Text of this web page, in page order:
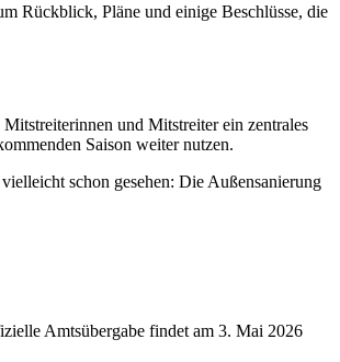
Rückblick, Pläne und einige Beschlüsse, die
und Mitstreiter ein zentrales
Saison weiter nutzen.
schon gesehen: Die Außensanierung
Amtsübergabe findet am 3. Mai 2026